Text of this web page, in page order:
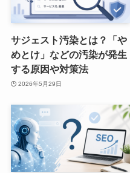
サジェスト汚染とは？「や
めとけ」などの汚染が発生
する原因や対策法
2026年5月29日